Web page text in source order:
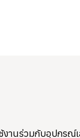
งานร่วมกับอุปกร